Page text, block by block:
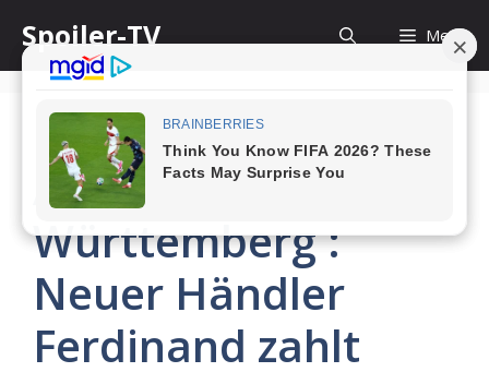
content
Spoiler-TV Menu
Aus Liebe zu Baden-
Württemberg :
Neuer Händler
Ferdinand zahlt